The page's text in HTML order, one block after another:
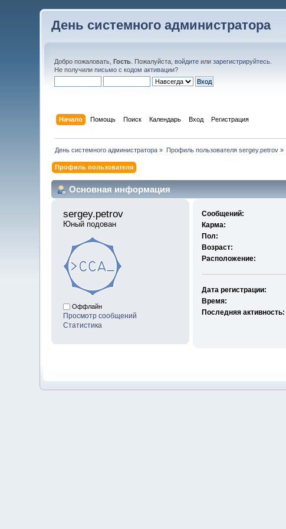
День системного администратора
Добро пожаловать,Гость . Пожалуйста,войдите илизарегистрируйтесь
Не получилиписьмо с кодом активации?
Начало Помощь Поиск Календарь Вход Регистрация
День системного администратора » Профиль пользователя sergey.petrov»
Профиль пользователя
Основная информация
sergey.petrov
Юный подован
Оффлайн
Просмотр сообщений
Статистика
Сообщений:
Карма:
Пол:
Возраст:
Расположение:
Дата регистрации:
Время:
Последняя активность: